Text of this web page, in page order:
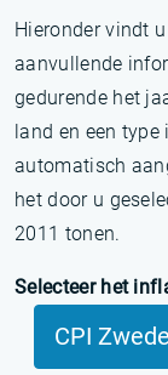
Hieronder vindt
aanvullende
gedurende het
land en een
automatisch
het door u
2011 tonen.
Selecteer het
CPI